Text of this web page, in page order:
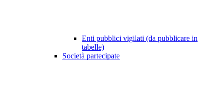
Enti pubblici vigilati (da pubblicare in
tabelle)
Società partecipate